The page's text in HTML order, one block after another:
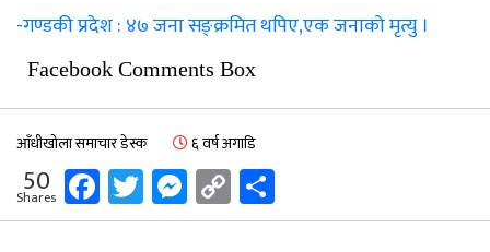
-गण्डकी प्रदेश : ४७ जना सङ्क्रमित थपिए,एक जनाको मृत्यु ।
Facebook Comments Box
आँधीखोला समाचार डेस्क ६ वर्ष अगाडि
50
Shares Facebook
Twitter
Messenger
Copy
Link